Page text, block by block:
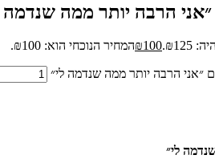
הרבה יותר ממה שנדמה
₪100 המחיר הנוכחי הוא: ₪100.
״אני הרבה יותר ממה שנדמה לי״
לי״